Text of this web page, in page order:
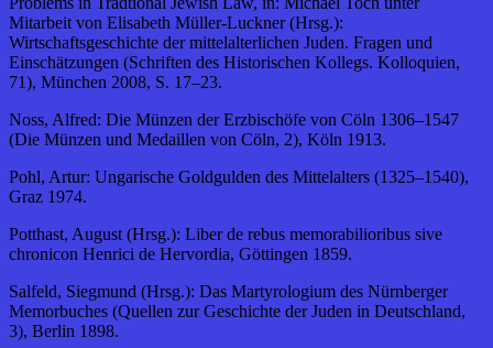
Mitarbeit von Elisabeth Müller-Luckner (Hrsg.):
Wirtschaftsgeschichte der mittelalterlichen Juden. Fragen und
Einschätzungen (Schriften des Historischen Kollegs. Kolloquien,
71), München 2008, S. 17–23.
Noss, Alfred: Die Münzen der Erzbischöfe von Cöln 1306–1547
(Die Münzen und Medaillen von Cöln, 2), Köln 1913.
Pohl, Artur: Ungarische Goldgulden des Mittelalters (1325–1540),
Graz 1974.
Potthast, August (Hrsg.): Liber de rebus memorabilioribus sive
chronicon Henrici de Hervordia, Göttingen 1859.
Salfeld, Siegmund (Hrsg.): Das Martyrologium des Nürnberger
Memorbuches (Quellen zur Geschichte der Juden in Deutschland,
3), Berlin 1898.